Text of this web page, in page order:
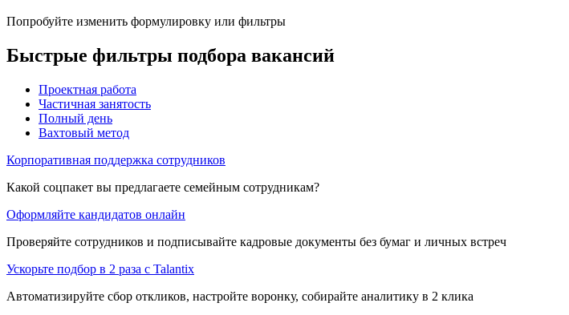
Попробуйте изменить формулировку или фильтры
Быстрые фильтры подбора вакансий
Проектная работа
Частичная занятость
Полный день
Вахтовый метод
Корпоративная поддержка сотрудников
Какой соцпакет вы предлагаете семейным сотрудникам?
Оформляйте кандидатов онлайн
Проверяйте сотрудников и подписывайте кадровые документы без бумаг и личных встреч
Ускорьте подбор в 2 раза с Talantix
Автоматизируйте сбор откликов, настройте воронку, собирайте аналитику в 2 клика